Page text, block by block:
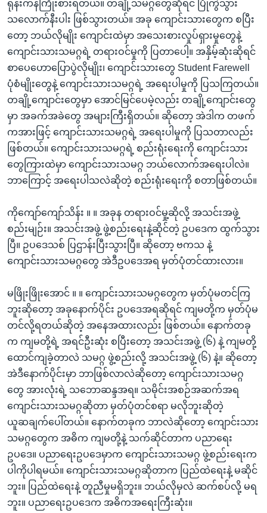
ရုန်းကန်ကြိုးစားရတယ်။ တချို့သမဂ္ဂတွေဆိုရင် ပြိုကွဲသွား
သလောက်နီးပါး ဖြစ်သွားတယ်။ အခု ကျောင်းသားတွေက စပြီး
တော့ ဘယ်လိုမျိုး ကျောင်းထဲမှာ အသေးစားလှုပ်ရှားမှုတွေနဲ့
ကျောင်းသားသမဂ္ဂရဲ့ တရားဝင်မှုကို ပြတာပေါ့။ အနှိမ့်ဆုံးဆိုရင်
စာပေဟောပြောပွဲလိုမျိုး၊ ကျောင်းသားတွေ Student Farewell
ပုံစံမျိုးတွေနဲ့ ကျောင်းသားသမဂ္ဂရဲ့ အရေးပါမှုကို ပြသကြတယ်။
တချို့ကျောင်းတွေမှာ အောင်မြင်ပေမဲ့လည်း တချို့ကျောင်းတွေ
မှာ အခက်အခဲတွေ အများကြီးရှိတယ်။ ဆိုတော့ အဲဒါက တဖက်
ကအားဖြင့် ကျောင်းသားသမဂ္ဂရဲ့ အရေးပါမှုကို ပြသတာလည်း
ဖြစ်တယ်။ ကျောင်းသားသမဂ္ဂရဲ့ စည်းရုံးရေးကို ကျောင်းသား
တွေကြားထဲမှာ ကျောင်းသားသမဂ္ဂ ဘယ်လောက်အရေးပါလဲ။
ဘာကြောင့် အရေးပါသလဲဆိုတဲ့ စည်းရုံးရေးကို စတာဖြစ်တယ်။
ကိုကျော်ကျော်သိန်း ။ ။ အခုန တရားဝင်မှု့ဆိုလို့ အသင်းအဖွဲ့
စည်းမျဉ်း။ အသင်းအဖွဲ့ ဖွဲ့စည်းရေးနဲ့ဆိုင်တဲ့ ဥပဒေက ထွက်သွား
ပြီ။ ဥပဒေသစ် ပြဌာန်းပြီးသွားပြီ။ ဆိုတော့ ဗကသ နဲ့
ကျောင်းသားသမဂ္ဂတွေ အဲဒီဥပဒေအရ မှတ်ပုံတင်ထားလား။
မဖြိုးဖြိုးအောင် ။ ။ ကျောင်းသားသမဂ္ဂတွေက မှတ်ပုံမတင်ကြ
ဘူးဆိုတော့ အခုနောက်ပိုင်း ဥပဒေအရဆိုရင် ကျမတို့က မှတ်ပုံမ
တင်လို့ရတယ်ဆိုတဲ့ အနေအထားလည်း ဖြစ်တယ်။ နောက်တခု
က ကျမတို့ရဲ့ အရင်ဦးဆုံး စပြီးတော့ အသင်းအဖွဲ့ (၆) နဲ့ ကျမတို့
ထောင်ကျခဲ့တာလဲ သမဂ္ဂ ဖွဲ့စည်းလို့ အသင်းအဖွဲ့ (၆) နဲ့။ ဆိုတော့
အဲဒီနောက်ပိုင်းမှာ ဘာဖြစ်လာလဲဆိုတော့ ကျောင်းသားသမဂ္ဂ
တွေ အားလုံးရဲ့ သဘောဆန္ဒအရ။ သမိုင်းအစဉ်အဆက်အရ
ကျောင်းသားသမဂ္ဂဆိုတာ မှတ်ပုံတင်စရာ မလိုဘူးဆိုတဲ့
ယူဆချက်ပေါ်တယ်။ နောက်တခုက ဘာလဲဆိုတော့ ကျောင်းသား
သမဂ္ဂတွေက အဓိက ကျမတို့နဲ့ သက်ဆိုင်တာက ပညာရေး
ဥပဒေ။ ပညာရေးဥပဒေမှာက ကျောင်းသားသမဂ္ဂ ဖွဲ့စည်းရေးက
ပါကိုပါရမယ်။ ကျောင်းသားသမဂ္ဂဆိုတာက ပြည်ထဲရေးနဲ့ မဆိုင်
ဘူး။ ပြည်ထဲရေးနဲ့ တူညီမှုမရှိဘူး။ ဘယ်လိုမှလဲ ဆက်စပ်လို့ မရ
ဘူး။ ပညာရေးဥပဒေက အဓိကအရေးကြီးဆုံး။